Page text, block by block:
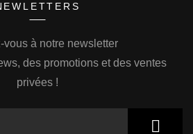
vous à notre newsletter
des promotions et des ventes
privées !